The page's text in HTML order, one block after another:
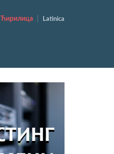
Ћирилица Latinica